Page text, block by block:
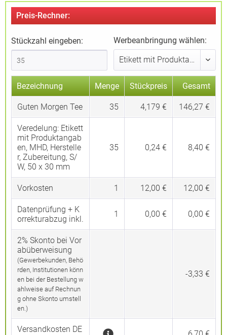
Preis-Rechner:
Stückzahl eingeben: Werbeanbringung wählen:
Bezeichnung Menge Stückpreis Gesamt
Guten Morgen Tee 35 4,179 € 146,27 €
Veredelung: Etikett
mit Produktangab
en, MHD, Herstelle
r, Zubereitung, S/
W, 50 x 30 mm
35 0,24 € 8,40 €
Vorkosten 1 12,00 € 12,00 €
Datenprüfung + K
orrekturabzug inkl.
1 0,00 € 0,00 €
2% Skonto bei Vor
abüberweisung
(Gewerbekunden, Behö
rden, Institutionen könn
en bei der Bestellung w
ahlweise auf Rechnun
g ohne Skonto umstell
en.)
-3,33 €
Versandkosten DE